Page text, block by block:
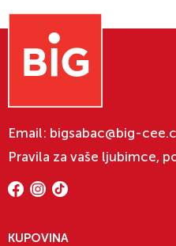
Email: bigsabac@big-
Pravila za vaše ljubimce,
KUPOVINA